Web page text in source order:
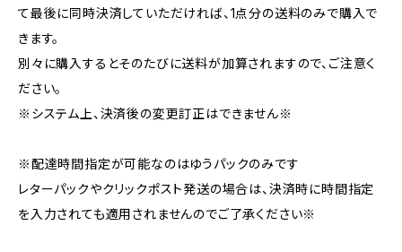
て最後に同時決済していただければ、1点分の送料のみで購入で
きます。
別々に購入するとそのたびに送料が加算されますので、ご注意く
ださい。
※システム上、決済後の変更訂正はできません※
※配達時間指定が可能なのはゆうパックのみです
レターパックやクリックポスト発送の場合は、決済時に時間指定
を入力されても適用されませんのでご了承ください※